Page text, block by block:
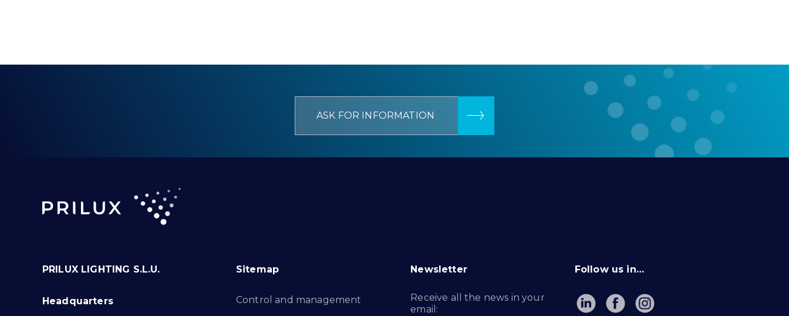
ASK FOR INFORMATION
PRILUX LIGHTING S.L.U.
Headquarters
Sitemap
Control and management
Newsletter
Receive all the news in your
email:
Follow us in…